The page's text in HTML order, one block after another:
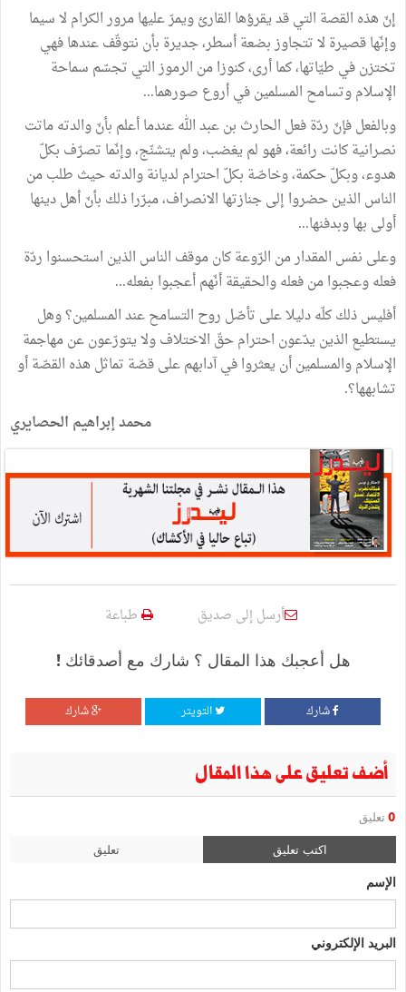
إنّ هذه القصة التي قد يقرؤها القارئ ويمرّ عليها مرور الكرام لا سيما
وإنّها قصيرة لا تتجاوز بضعة أسطر، جديرة بأن نتوقّف عندها فهي
تختزن في طيّاتها، كما أرى، كنوزا من الرموز التي تجسّم سماحة
الإسلام وتسامح المسلمين في أروع صورهما...
وبالفعل فإنّ ردّة فعل الحارث بن عبد الله عندما أعلم بأنّ والدته ماتت
نصرانية كانت رائعة، فهو لم يغضب، ولم يتشنّج، وإنّما تصرّف بكلّ
هدوء، وبكلّ حكمة، وخاصّة بكلّ احترام لديانة والدته حيث طلب من
الناس الذين حضروا إلى جنازتها الانصراف، مبرّرا ذلك بأنّ أهل دينها
أولى بها وبدفنها...
وعلى نفس المقدار من الرّوعة كان موقف الناس الذين استحسنوا ردّة
فعله وعجبوا من فعله والحقيقة أنّهم أعجبوا بفعله...
أفليس ذلك كلّه دليلا على تأصّل روح التسامح عند المسلمين؟ وهل
يستطيع الذين يدّعون احترام حقّ الاختلاف ولا يتورّعون عن مهاجمة
الإسلام والمسلمين أن يعثروا في آدابهم على قصّة تماثل هذه القصّة أو
تشابهها؟.
محمد إبراهيم الحصايري
أرسل إلى صديق طباعة
هل أعجبك هذا المقال ؟ شارك مع أصدقائك !
شارك التويتر شارك
أضف تعليق على هذا المقال
0 تعليق
اكتب تعليق تعليق
الإسم
البريد الإلكتروني